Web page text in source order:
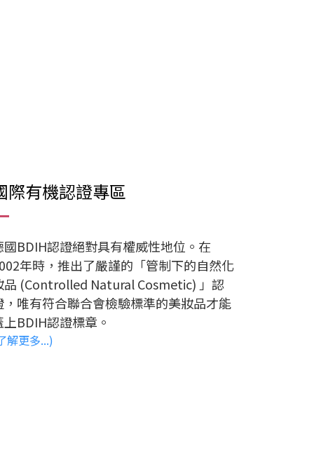
際有機認證專區
國BDIH認證絕對具有權威性地位。在
年時，推出了嚴謹的「管制下的自然化
品 (Controlled Natural Cosmetic) 」認
，唯有符合聯合會檢驗標準的美妝品才能
上BDIH認證標章。
解更多...)